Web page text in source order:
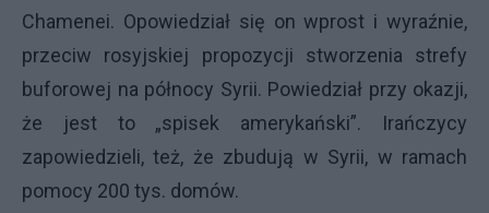
Chamenei. Opowiedział się on wprost i wyraźnie,
przeciw rosyjskiej propozycji stworzenia strefy
buforowej na północy Syrii. Powiedział przy okazji,
że jest to „spisek amerykański”. Irańczycy
zapowiedzieli, też, że zbudują w Syrii, w ramach
pomocy 200 tys. domów.